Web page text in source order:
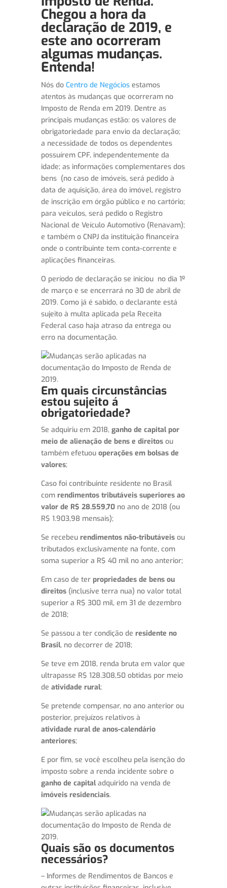
Chegou a hora da
declaração de 2019, e
este ano ocorreram
algumas mudanças.
Entenda!
Nós do Centro de Negóciosestamos
atentos às mudanças que ocorreram no
Imposto de Renda em 2019. Dentre as
principais mudanças estão: os valores de
obrigatoriedade para envio da declaração;
a necessidade de todos os dependentes
possuírem CPF, independentemente da
idade; as informações complementares dos
bens (no caso de imóveis, será pedido à
data de aquisição, área do imóvel, registro
de inscrição em órgão público e no cartório;
para veículos, será pedido o Registro
Nacional de Veículo Automotivo (Renavam);
e também o CNPJ da instituição financeira
onde o contribuinte tem conta-corrente e
aplicações financeiras.
O período de declaração se iniciou no dia 1º
de março e se encerrará no 30 de abril de
2019. Como já é sabido, o declarante está
sujeito à multa aplicada pela Receita
Federal caso haja atraso da entrega ou
erro na documentação.
Em quais circunstâncias
estou sujeito á
obrigatoriedade?
Se adquiriu em 2018, ganho de capital por
meio de alienação de bens e direitosou
também efetuou operações em bolsas de
valores;
Caso foi contribuinte residente no Brasil
com rendimentos tributáveis superiores ao
valor de R$ 28.559,70no ano de 2018 (ou
R$ 1.903,98 mensais);
Se recebeu rendimentos não-tributáveisou
tributados exclusivamente na fonte, com
soma superior a R$ 40 mil no ano anterior;
Em caso de ter propriedades de bens ou
direitos(inclusive terra nua) no valor total
superior a R$ 300 mil, em 31 de dezembro
de 2018;
Se passou a ter condição de residente no
Brasil, no decorrer de 2018;
Se teve em 2018, renda bruta em valor que
ultrapasse R$ 128.308,50 obtidas por meio
de atividade rural;
Se pretende compensar, no ano anterior ou
posterior, prejuízos relativos à
atividade rural de anos-calendário
anteriores;
E por fim, se você escolheu pela isenção do
imposto sobre a renda incidente sobre o
ganho de capitaladquirido na venda de
imóveis residenciais.
Quais são os documentos
necessários?
– Informes de Rendimentos de Bancos e